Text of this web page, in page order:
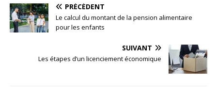
PRÉCÉDENT
Le calcul du montant de la pension alimentaire
pour les enfants
SUIVANT
Les étapes d’un licenciement économique